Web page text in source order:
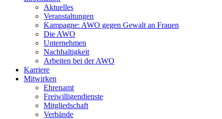
Aktuelles
Veranstaltungen
Kampagne: AWO gegen Gewalt an Frauen
Die AWO
Unternehmen
Nachhaltigkeit
Arbeiten bei der AWO
Karriere
Mitwirken
Ehrenamt
Freiwilligendienste
Mitgliedschaft
Verbände